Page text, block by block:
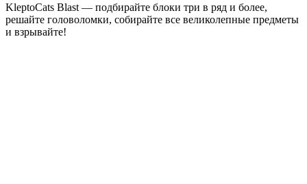
KleptoCats Blast — подбирайте блоки три в ряд и более,
решайте головоломки, собирайте все великолепные предметы
и взрывайте!